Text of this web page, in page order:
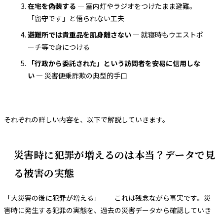
在宅を偽装する — 室内灯やラジオをつけたまま避難。
「留守です」と悟られない工夫
避難所では貴重品を肌身離さない — 就寝時もウエストポ
ーチ等で身につける
「行政から委託された」という訪問者を安易に信用しな
い — 災害便乗詐欺の典型的手口
それぞれの詳しい内容を、以下で解説していきます。
災害時に犯罪が増えるのは本当？データで見
る被害の実態
「大災害の後に犯罪が増える」——これは残念ながら事実です。災
害時に発生する犯罪の実態を、過去の災害データから確認していき